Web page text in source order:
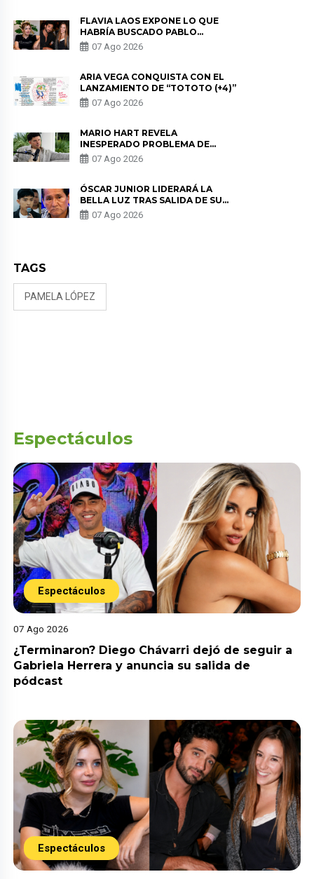
FLAVIA LAOS EXPONE LO QUE
HABRÍA BUSCADO PABLO
HEREDIA CON ALE FULLER: “UNA
DE LAS PARTES QUERÍA EL
07 Ago 2026
ARIA VEGA CONQUISTA CON EL
LANZAMIENTO DE “TOTOTO (+4)”
07 Ago 2026
MARIO HART REVELA
INESPERADO PROBLEMA DE
SALUD ANTES DE SEPARARSE DE
KORINA: “ME ENCONTRARON UN
07 Ago 2026
ÓSCAR JUNIOR LIDERARÁ LA
BELLA LUZ TRAS SALIDA DE SU
PADRE POR POLÉMICA CON
NALDY SALDAÑA
07 Ago 2026
TAGS
PAMELA LÓPEZ
Espectáculos
Espectáculos
07 Ago 2026
¿Terminaron? Diego Chávarri dejó de seguir a
Gabriela Herrera y anuncia su salida de
pódcast
Espectáculos